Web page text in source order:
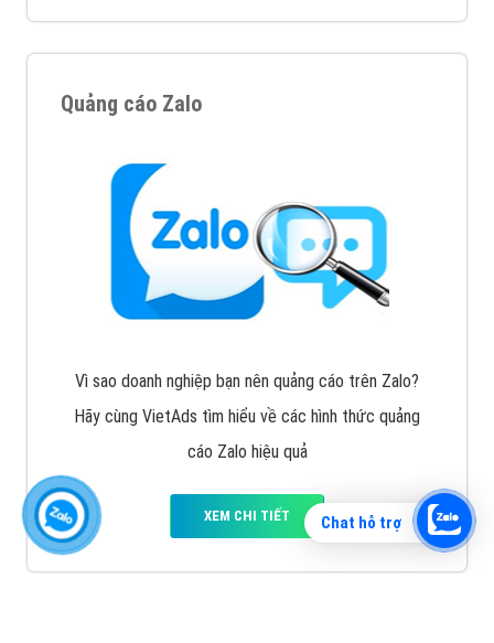
Chat hỗ trợ
Quảng cáo Zalo
Vì sao doanh nghiệp bạn nên quảng cáo trên Zalo?
Hãy cùng VietAds tìm hiểu về các hình thức quảng
cáo Zalo hiệu quả
XEM CHI TIẾT